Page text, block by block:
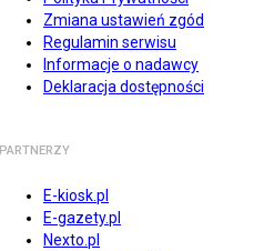
Zmiana ustawień zgód
Regulamin serwisu
Informacje o nadawcy
Deklaracja dostępności
PARTNERZY
E-kiosk.pl
E-gazety.pl
Nexto.pl